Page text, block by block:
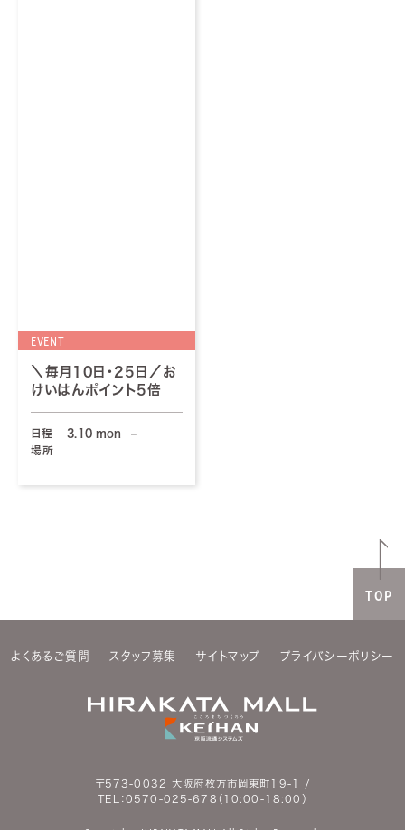
EVENT
＼毎月10日・25日／お
けいはんポイント5倍
日程 3.10 mon
–
場所
TOP
よくあるご質問 スタッフ募集 サイトマップ プライバシーポリシー
〒573-0032 大阪府枚方市岡東町19-1 /
TEL：0570-025-678 （10:00-18:00）